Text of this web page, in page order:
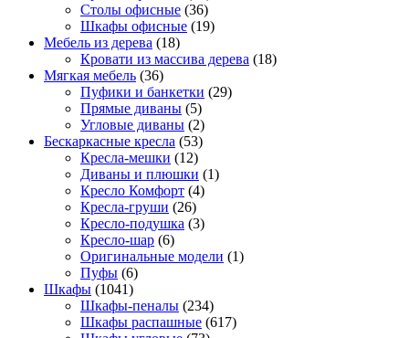
Столы офисные (36)
Шкафы офисные (19)
Мебель из дерева (18)
Кровати из массива дерева (18)
Мягкая мебель (36)
Пуфики и банкетки (29)
Прямые диваны (5)
Угловые диваны (2)
Бескаркасные кресла (53)
Кресла-мешки (12)
Диваны и плюшки (1)
Кресло Комфорт (4)
Кресла-груши (26)
Кресло-подушка (3)
Кресло-шар (6)
Оригинальные модели (1)
Пуфы (6)
Шкафы (1041)
Шкафы-пеналы (234)
Шкафы распашные (617)